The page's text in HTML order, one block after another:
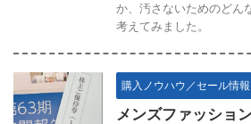
か、汚さないためのどん
考えてみました。
購入ノウハウ／セール情報
メンズファッショ